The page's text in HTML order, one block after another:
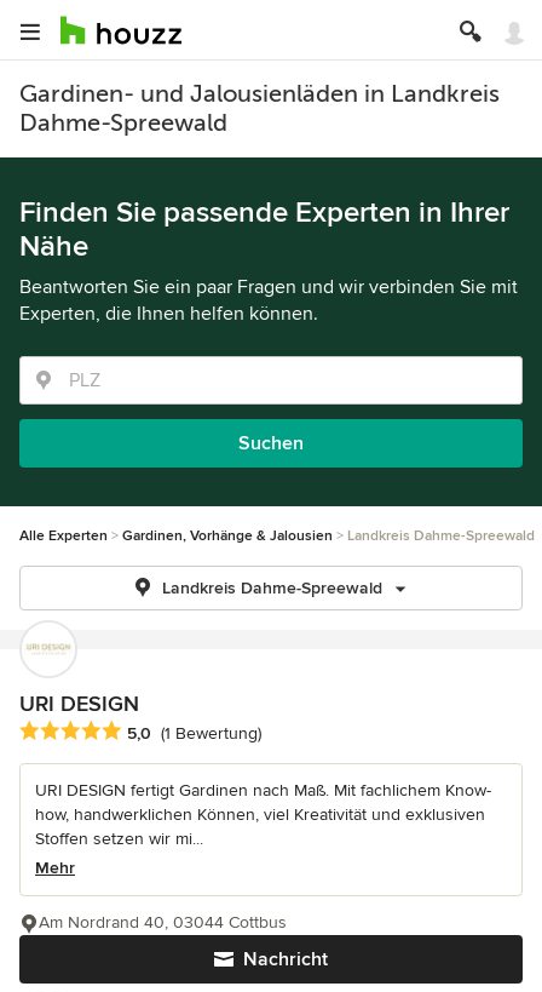
Gardinen- und Jalousienläden in Landkreis
Dahme-Spreewald
Finden Sie passende Experten in Ihrer
Nähe
Beantworten Sie ein paar Fragen und wir verbinden Sie mit
Experten, die Ihnen helfen können.
Suchen
Alle Experten Gardinen, Vorhänge & Jalousien Landkreis Dahme-Spreewald
Landkreis Dahme-Spreewald
URI DESIGN
Durchschnittliche Bewertung: 5 von 5 Sternen
5,0 (1 Bewertung)
URI DESIGN fertigt Gardinen nach Maß. Mit fachlichem Know-
how, handwerklichen Können, viel Kreativität und exklusiven
Stoffen setzen wir mi...
Mehr
Nachricht
Am Nordrand 40, 03044 Cottbus